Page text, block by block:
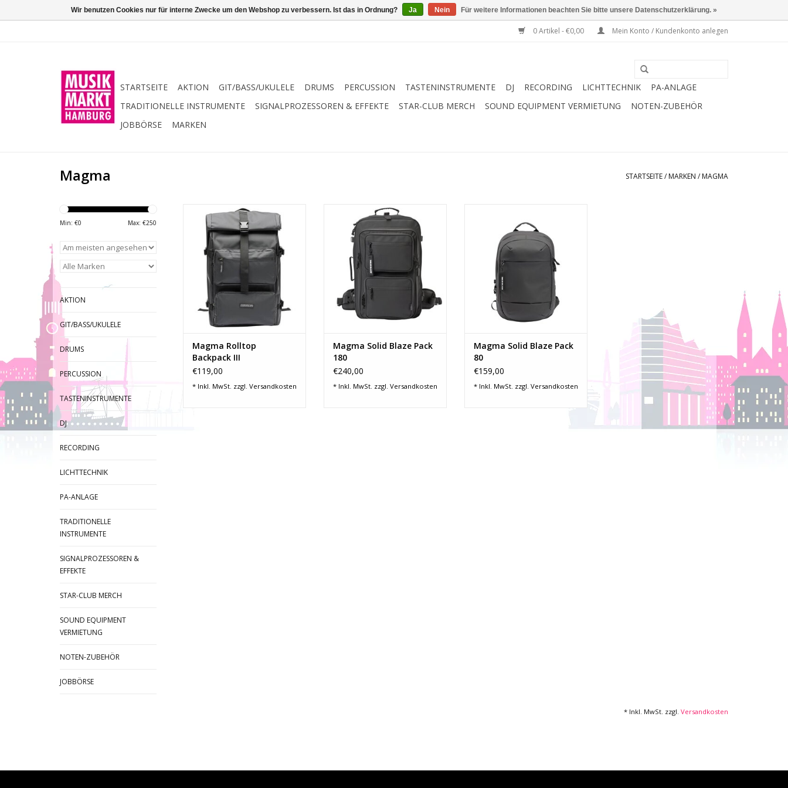
0 Artikel - €0,00 Mein Konto / Kundenkonto anlegen
STARTSEITE AKTION GIT/BASS/UKULELE DRUMS PERCUSSION TASTENINSTRUMENTE DJ RECORDING LICHTTECHNIK
PA-ANLAGE
TRADITIONELLE INSTRUMENTE
SIGNALPROZESSOREN & EFFEKTE STAR-CLUB MERCH SOUND EQUIPMENT VERMIETUNG
NOTEN-ZUBEHÖR
JOBBÖRSE
MARKEN
Magma STARTSEITE/ MARKEN / MAGMA
Min: €0 Max: €250
AKTION
GIT/BASS/UKULELE
DRUMS
PERCUSSION
TASTENINSTRUMENTE
DJ
RECORDING
LICHTTECHNIK
PA-ANLAGE
TRADITIONELLE
INSTRUMENTE
SIGNALPROZESSOREN &
EFFEKTE
STAR-CLUB MERCH
SOUND EQUIPMENT
VERMIETUNG
NOTEN-ZUBEHÖR
JOBBÖRSE
DJ-Rucksack, wasserdicht,
ergonomisch geformte
Rucksackgurte, separat
zugängliches Laptop-Fach,
Außentaschen
ZUM WARENKORB HINZUFÜGEN
Magma Rolltop
Backpack III
€119,00
* Inkl. MwSt. zzgl. Versandkosten
Hochwertiger DJ - Equipment
Multifunktionsrucksack
ZUM WARENKORB HINZUFÜGEN
Magma Solid Blaze Pack
180
€240,00
* Inkl. MwSt. zzgl. Versandkosten
Producer & Content Creators
ZUM WARENKORB HINZUFÜGEN
Magma Solid Blaze Pack
80
€159,00
* Inkl. MwSt. zzgl. Versandkosten
* Inkl. MwSt. zzgl. Versandkosten
Wir benutzen Cookies nur für interne Zwecke um den Webshop zu verbessern. Ist das in Ordnung? Ja Nein Für weitere Informationen beachten Sie bitte unsere Datenschutzerklärung. »